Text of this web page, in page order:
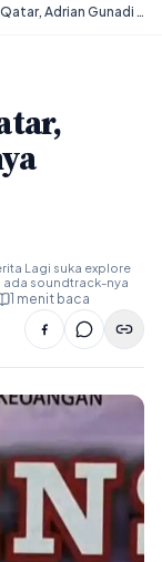
Bos Pinjol Kabur ke Qatar, Adrian Gunadi Akhirnya Ditangkap!
Lagi suka explore
ada soundtrack-nya
1 menit baca